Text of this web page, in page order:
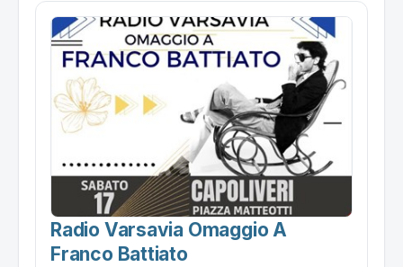
Radio Varsavia Omaggio A
Franco Battiato